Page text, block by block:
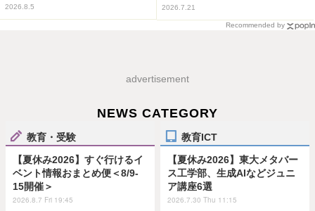
2026.8.5 2026.7.21
Recommended by
advertisement
NEWS CATEGORY
教育・受験
【夏休み2026】すぐ行けるイ
ベント情報おまとめ便＜8/9-
15開催＞
2026.8.7 Fri 19:45
教育ICT
【夏休み2026】東大メタバー
ス工学部、生成AIなどジュニ
ア講座6選
2026.7.30 Thu 11:15